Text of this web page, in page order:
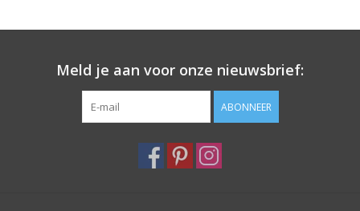
Meld je aan voor onze nieuwsbrief:
ABONNEER